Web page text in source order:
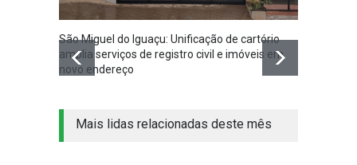
São Miguel do Iguaçu: Unificação de cartório
amplia serviços de registro civil e imóveis em
novo endereço
Mais lidas relacionadas deste mês